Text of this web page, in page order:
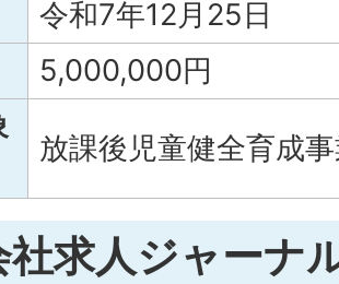
令和7年12月25日
5,000,000円
放課後児童健全育成
社求人ジャーナ